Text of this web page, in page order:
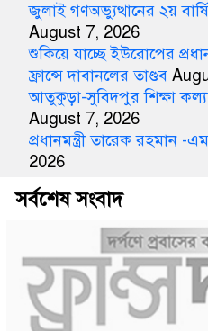
জুলাই গণঅভ্যুত্থানের ২য়
August 7, 2026
শুকিয়ে যাচ্ছে ইউরোপের
ফ্রান্সে দাবানলের তাণ্ডব
আতুকুড়া-সুবিদপুর শিক্ষা
August 7, 2026
প্রধানমন্ত্রী তারেক রহমান
2026
সর্বশেষ সংবাদ